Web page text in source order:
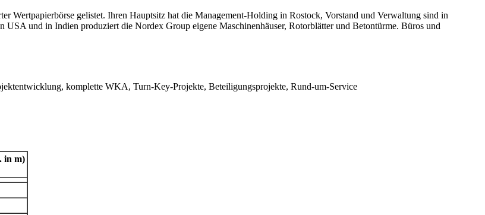
Wertpapierbörse gelistet. Ihren Hauptsitz hat die Management-Holding in Rostock, Vorstand und Verwaltung sind in
und in Indien produziert die Nordex Group eigene Maschinenhäuser, Rotorblätter und Betontürme. Büros und
komplette WKA, Turn-Key-Projekte, Beteiligungsprojekte, Rund-um-Service
in m)